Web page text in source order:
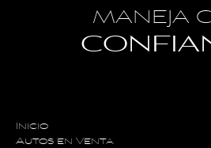
MANEJA
Inicio
Autos en Venta